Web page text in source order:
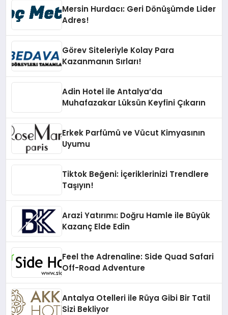
Mersin Hurdacı: Geri Dönüşümde Lider
Adres!
Görev Siteleriyle Kolay Para
Kazanmanın Sırları!
Adin Hotel ile Antalya’da
Muhafazakar Lüksün Keyfini Çıkarın
Erkek Parfümü ve Vücut Kimyasının
Uyumu
Tiktok Beğeni: İçeriklerinizi Trendlere
Taşıyın!
Arazi Yatırımı: Doğru Hamle ile Büyük
Kazanç Elde Edin
Feel the Adrenaline: Side Quad Safari
Off-Road Adventure
Antalya Otelleri ile Rüya Gibi Bir Tatil
Sizi Bekliyor